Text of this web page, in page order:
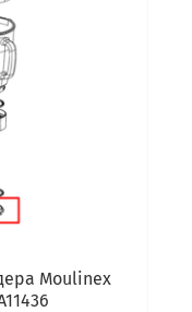
Moulinex